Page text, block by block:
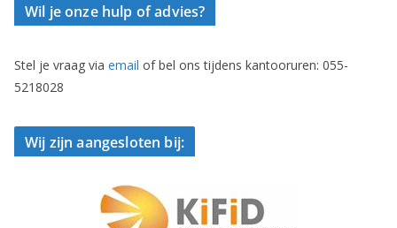
Wil je onze hulp of advies?
Stel je vraag via email of bel ons tijdens kantooruren: 055-
5218028
Wij zijn aangesloten bij: